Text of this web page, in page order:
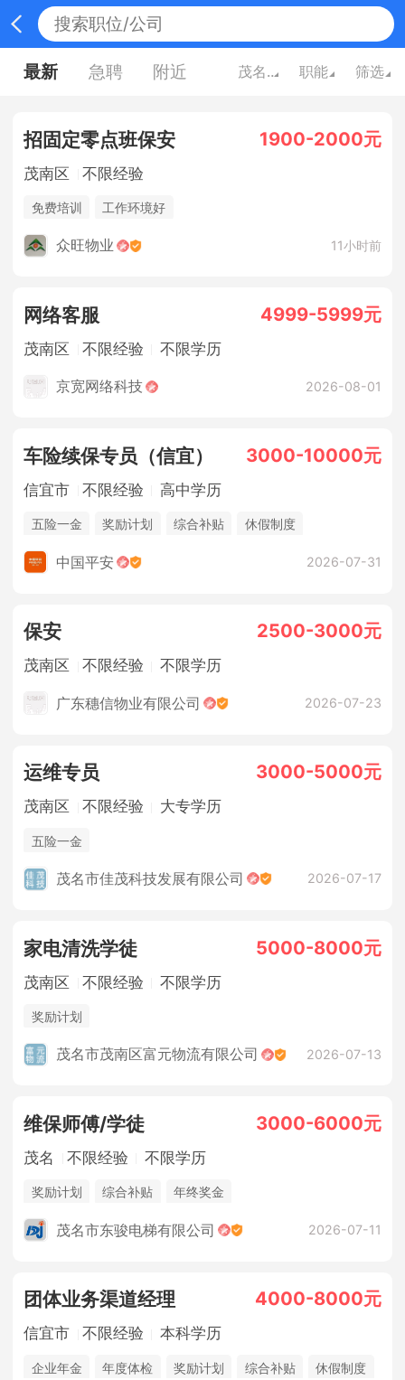
最新 急聘 附近 茂名广东 职能 筛选
招固定零点班保安 1900-2000元
茂南区 不限经验
免费培训 工作环境好
众旺物业 11小时前
网络客服 4999-5999元
茂南区 不限经验 不限学历
京宽网络科技 2026-08-01
车险续保专员（信宜） 3000-10000元
信宜市 不限经验 高中学历
五险一金 奖励计划 综合补贴
休假制度
法定节假日
中国平安 2026-07-31
保安 2500-3000元
茂南区 不限经验 不限学历
广东穗信物业有限公司 2026-07-23
运维专员 3000-5000元
茂南区 不限经验 大专学历
五险一金
茂名市佳茂科技发展有限公司 2026-07-17
家电清洗学徒 5000-8000元
茂南区 不限经验 不限学历
奖励计划
茂名市茂南区富元物流有限公司 2026-07-13
维保师傅/学徒 3000-6000元
茂名 不限经验 不限学历
奖励计划 综合补贴 年终奖金
茂名市东骏电梯有限公司 2026-07-11
团体业务渠道经理 4000-8000元
信宜市 不限经验 本科学历
企业年金 年度体检 奖励计划 综合补贴
休假制度